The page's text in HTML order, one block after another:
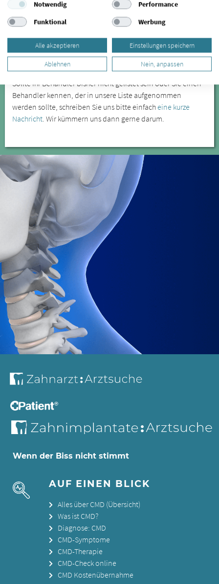
freuen wir uns auf Ihre Rückmeldung. Mehr Informationen
erhalten Siehier.
SIND SIE PATIENT/IN UND MÖCHTEN
IHREN BEHANDLER FÜR EINE LISTUNG
EMPFEHLEN?
Sollte Ihr Behandler bisher nicht gelistet sein oder Sie einen
Behandler kennen, der in unsere Liste aufgenommen
werden sollte, schreiben Sie uns bitte einfacheine kurze
Nachricht. Wir kümmern uns dann gerne darum.
Wenn der Biss nicht stimmt
AUF EINEN BLICK
Alles über CMD (Übersicht)
Was ist CMD?
Diagnose: CMD
CMD-Symptome
CMD-Therapie
CMD-Check online
CMD Kostenübernahme
Notwendig
Performance
Funktional
Werbung
Alle akzeptieren Einstellungen speichern
Ablehnen Nein, anpassen